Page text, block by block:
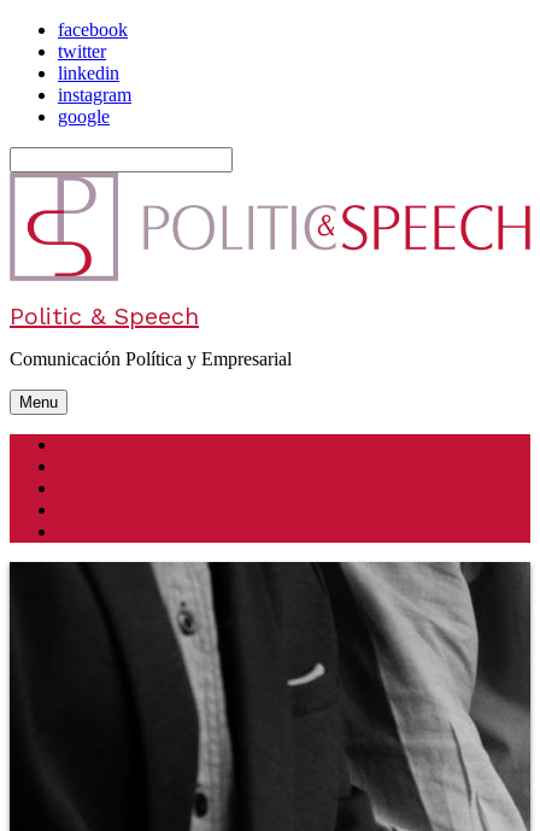
facebook
twitter
linkedin
instagram
google
Politic & Speech
Comunicación Política y Empresarial
Menu